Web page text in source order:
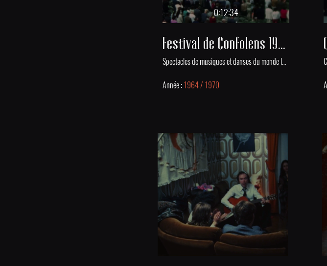
0:12:34
Festival de Confolens 1964 et 1970
Spectacles de musiques et danses du monde lors du festival folklorique de Confolens en 1964 et 1970.
Année :1964 / 1970